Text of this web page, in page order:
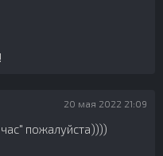
20 мая 2022 21:09
пожалуйста))))